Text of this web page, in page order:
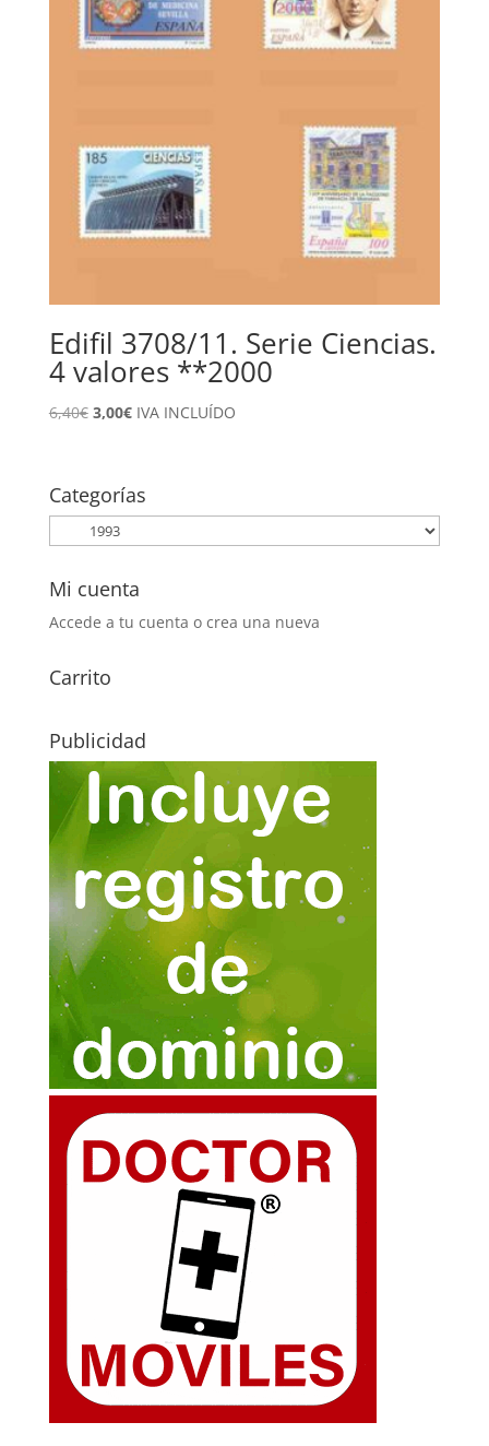
Edifil 3708/11. Serie Ciencias.
4 valores **2000
6,40€ El
era:
6,40€.
3,00€El
es:
3,00€.
IVA INCLUÍDO
Categorías
Mi cuenta
Accede a tu cuenta o crea una nueva
Carrito
Publicidad